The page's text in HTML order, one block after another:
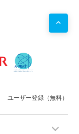
ユーザー登録（無料）